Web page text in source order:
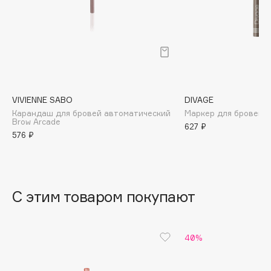
Basicare
Batiste
Beauty Bomb
beautyblender
VIVIENNE SABO
Карандаш для бровей автоматический
Brow Arcade
576 ₽
DIVAGE
Маркер для бровей
627 ₽
С этим товаром покупают
40%